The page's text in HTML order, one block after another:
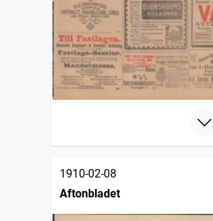
1910-02-08
Aftonbladet